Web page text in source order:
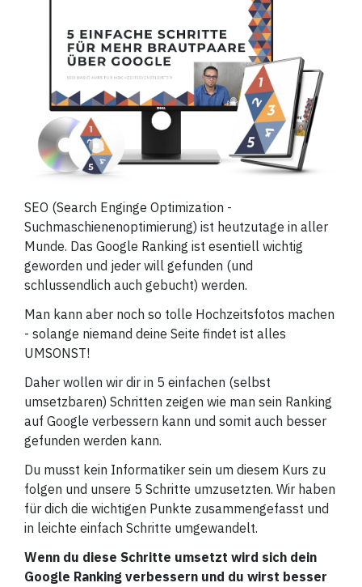
SEO (Search Enginge Optimization -
Suchmaschienenoptimierung) ist heutzutage in aller
Munde. Das Google Ranking ist esentiell wichtig
geworden und jeder will gefunden (und
schlussendlich auch gebucht) werden.
Man kann aber noch so tolle Hochzeitsfotos machen
- solange niemand deine Seite findet ist alles
UMSONST!
Daher wollen wir dir in 5 einfachen (selbst
umsetzbaren) Schritten zeigen wie man sein Ranking
auf Google verbessern kann und somit auch besser
gefunden werden kann.
Du musst kein Informatiker sein um diesem Kurs zu
folgen und unsere 5 Schritte umzusetzten. Wir haben
für dich die wichtigen Punkte zusammengefasst und
in leichte einfach Schritte umgewandelt.
Wenn du diese Schritte umsetzt wird sich dein
Google Ranking verbessern und du wirst besser